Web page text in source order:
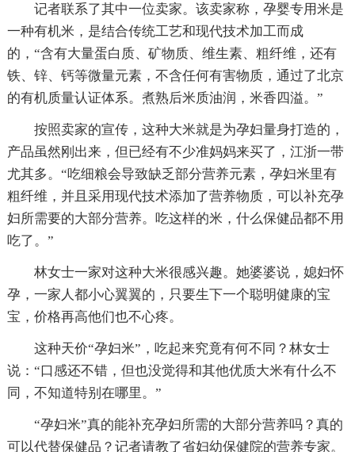
记者联系了其中一位卖家。该卖家称，孕婴专用米是
一种有机米，是结合传统工艺和现代技术加工而成
的，“含有大量蛋白质、矿物质、维生素、粗纤维，还有
铁、锌、钙等微量元素，不含任何有害物质，通过了北京
的有机质量认证体系。煮熟后米质油润，米香四溢。”
按照卖家的宣传，这种大米就是为孕妇量身打造的，
产品虽然刚出来，但已经有不少准妈妈来买了，江浙一带
尤其多。“吃细粮会导致缺乏部分营养元素，孕妇米里有
粗纤维，并且采用现代技术添加了营养物质，可以补充孕
妇所需要的大部分营养。吃这样的米，什么保健品都不用
吃了。”
林女士一家对这种大米很感兴趣。她婆婆说，媳妇怀
孕，一家人都小心翼翼的，只要生下一个聪明健康的宝
宝，价格再高他们也不心疼。
这种天价“孕妇米”，吃起来究竟有何不同？林女士
说：“口感还不错，但也没觉得和其他优质大米有什么不
同，不知道特别在哪里。”
“孕妇米”真的能补充孕妇所需的大部分营养吗？真的
可以代替保健品？记者请教了省妇幼保健院的营养专家。